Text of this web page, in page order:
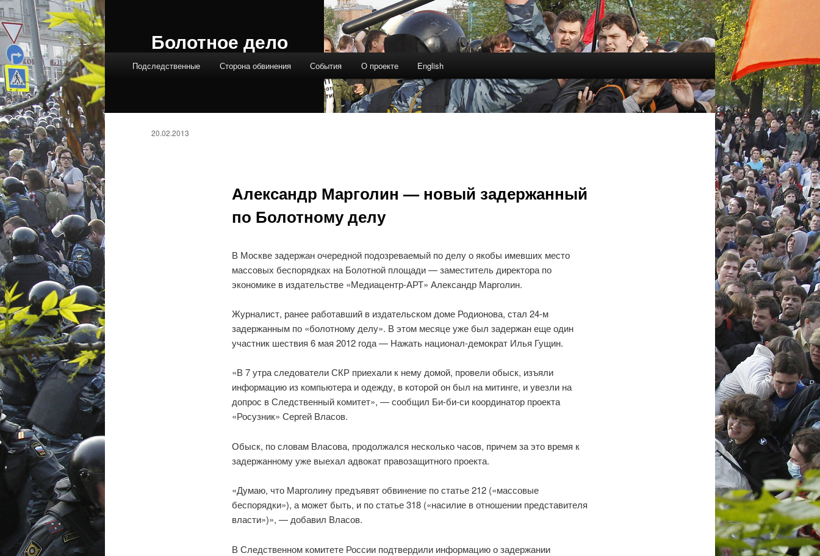
Болотное дело
Подследственные Сторона обвинения События О проекте English
Александр Марголин — новый задержанный
по Болотному делу
20.02.2013
В Москве задержан очередной подозреваемый по делу о якобы имевших место
массовых беспорядках на Болотной площади — заместитель директора по
экономике в издательстве «Медиацентр-АРТ» Александр Марголин.
Журналист, ранее работавший в издательском доме Родионова, стал 24-м
задержанным по «болотному делу». В этом месяце уже был задержан еще один
участник шествия 6 мая 2012 года — Нажать национал-демократ Илья Гущин.
«В 7 утра следователи СКР приехали к нему домой, провели обыск, изъяли
информацию из компьютера и одежду, в которой он был на митинге, и увезли на
допрос в Следственный комитет», — сообщил Би-би-си координатор проекта
«Росузник» Сергей Власов.
Обыск, по словам Власова, продолжался несколько часов, причем за это время к
задержанному уже выехал адвокат правозащитного проекта.
«Думаю, что Марголину предъявят обвинение по статье 212 («массовые
беспорядки»), а может быть, и по статье 318 («насилие в отношении представителя
власти»)», — добавил Власов.
В Следственном комитете России подтвердили информацию о задержании